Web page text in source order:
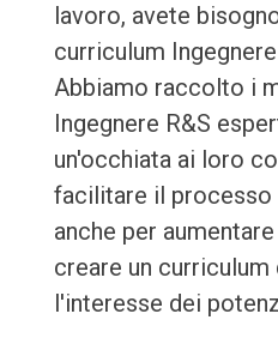
lavoro, avete
curriculum Ingegnere
Abbiamo raccolto i
Ingegnere R&S
un'occhiata ai loro
facilitare il processo
anche per
creare un
l'interesse dei